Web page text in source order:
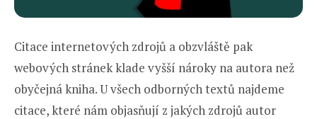
Citace internetových zdrojů a obzvláště pak
webových stránek klade vyšší nároky na autora než
obyčejná kniha. U všech odborných textů najdeme
citace, které nám objasňují z jakých zdrojů autor